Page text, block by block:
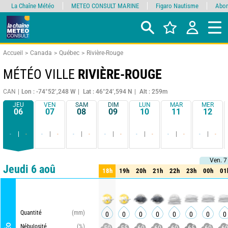
Accueil Canada Québec Rivière-Rouge
MÉTÉO VILLE RIVIÈRE-ROUGE
CAN Lon : -74°52’,248 W Lat : 46°24’,594 N
Alt : 259m
JEU
06
- -
VEN
07
- -
SAM
08
- -
DIM
09
- -
LUN
10
- -
MAR
11
- -
MER
12
- -
Comparateur détaillé synthétique
Jeudi 6 aoû
Quantité
(mm)
Nébulosité
(%)
Ven. 7
18h 19h 20h 21h 22h 23h 00h
Ven. 7
18h 19h 20h 21h 22h 23h 00h
0 0 0 0 0 0 0
0
La Chaîne Météo METEO CONSULT MARINE Figaro Nautisme